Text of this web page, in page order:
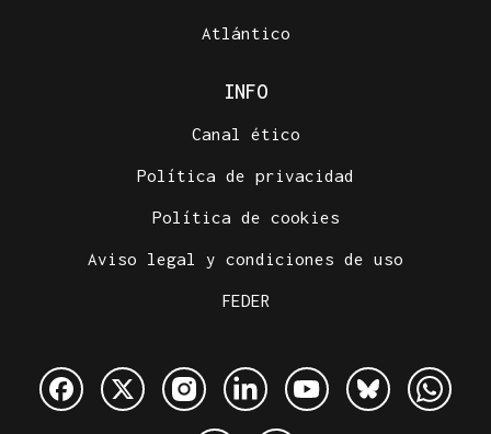
Atlántico
INFO
Canal ético
Política de privacidad
Política de cookies
Aviso legal y condiciones de uso
FEDER